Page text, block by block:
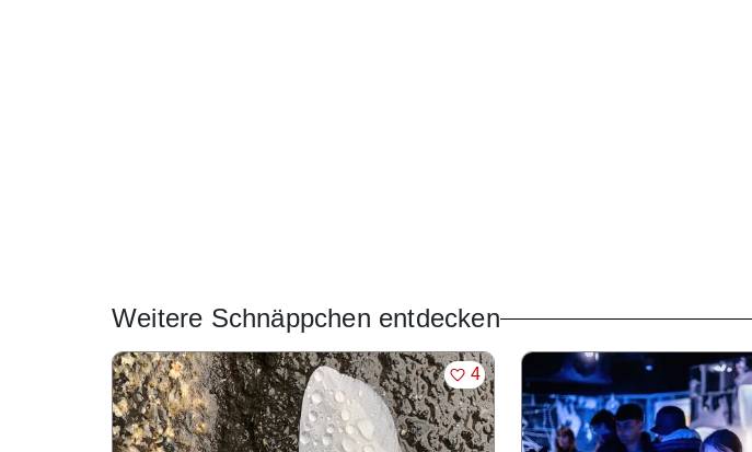
Weitere Schnäppchen entdecken
Angebote im Slider
MERKEN
4